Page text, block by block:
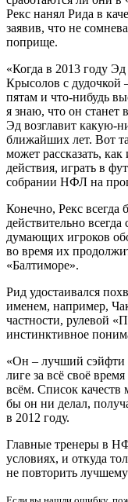
Рекс нанял Рида в
заявив, что не
поприще.
«Когда в 2013 году
Крысолов с дудочкой
пятам и что-нибудь
я знаю, что он станет
Эд возглавит какую-
ближайших лет. Вот
может рассказать,
действия, играть в
собрании НФЛ на
Конечно, Рекс
действительно
думающих игроков
во время их
«Балтиморе».
Рид удостаивался
именем, например,
частности, рулевой
инстинктивное
«Он – лучший сэйфти
лиге за всё своё
всём. Список
бы он ни делал,
в 2012 году.
Главные тренеры в
условиях, и откуда
не повторить